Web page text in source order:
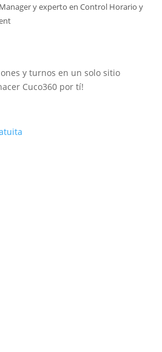
y experto en Control Horario y
y turnos en un solo sitio
Cuco360 por tí!